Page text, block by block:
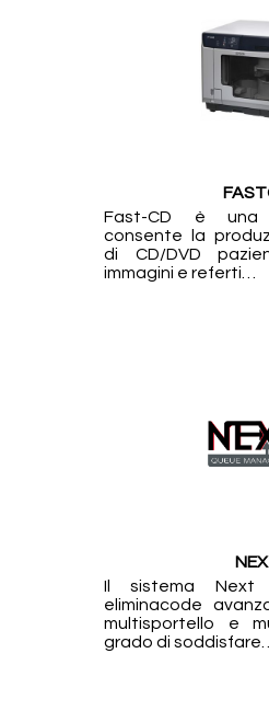
Fast-CD è una
consente la
di CD/DVD
immagini e referti…
Il sistema
eliminacode
multisportello e
grado di soddisfare…